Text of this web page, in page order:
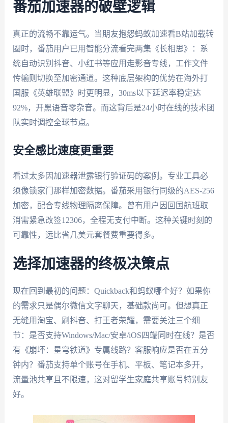
番茄加速器的破壁逻辑
真正的流畅不靠运气。当朋友抱怨蚂蚁加速看B站加载转
圈时，番茄用户已用智能分流看完两集《长相思》：系
统自动识别抖音、小红书等应用走影音专线，工作文件
传输则切换至加密通道。这种底层架构的优势在海外打
国服《英雄联盟》时更明显，30ms以下延迟率稳定达
92%，开黑语音零杂音。而这背后是24小时在线的技术团
队实时调控全球节点。
安全感比速度更重要
看过太多因加速器泄露银行验证码的案例。专业工具必
须像锁家门那样加密数据。番茄采用银行同级的AES-256
加密，配合专线物理隔离保障。曾有用户因回国航班取
消需紧急改签12306，全程无支付中断。这种关键时刻的
可靠性，远比省几美元套餐费重要得多。
选择加速器的终极决策点
现在回到最初的问题：Quickback和蚂蚁哪个好？如果你
的需求只是偶尔微信文字聊天，基础款尚可。但想真正
无缝用淘宝、刷抖音、打王者荣耀，需要关注三个细
节：是否支持Windows/Mac/安卓/iOS四端同时在线？是否
有《崩坏：星穹铁道》专属线路？客服响应是否在五分
钟内？番茄支持单个账号在手机、平板、笔记本多开，
流量池共享且不限速，这对留学生家庭共享账号特别友
好。